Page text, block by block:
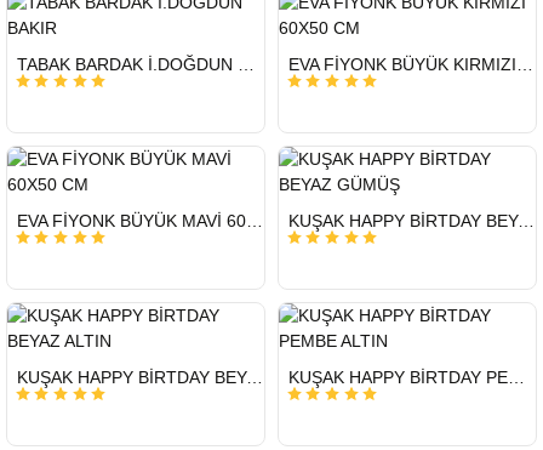
GÖNDERİ
HIZLI
GÖNDERİ
HIZLI
GÖNDERİ
GÖNDERİ
KUŞAK HAPPY BİRTDAY BEYAZ GÜMÜŞ
GÖNDERİ
KUŞAK HAPPY BİRTDAY BEYAZ ALTIN
GÖNDERİ
KUŞAK HAPPY BİRTDAY PEMBE ALTIN